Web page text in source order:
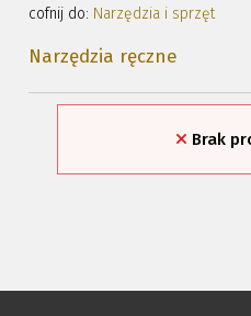
cofnij do: Narzędzia i sprzęt
Narzędzia ręczne
Brak